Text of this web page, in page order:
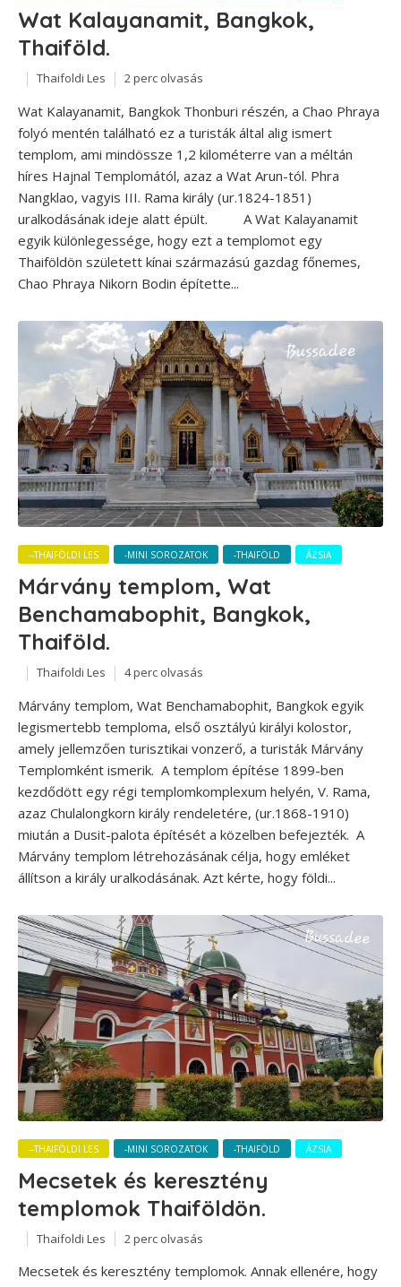
Wat Kalayanamit, Bangkok,
Thaiföld.
Thaifoldi Les 2 perc olvasás
Wat Kalayanamit, Bangkok Thonburi részén, a Chao Phraya
folyó mentén található ez a turisták által alig ismert
templom, ami mindössze 1,2 kilométerre van a méltán
híres Hajnal Templomától, azaz a Wat Arun-tól. Phra
Nangklao, vagyis III. Rama király (ur.1824-1851)
uralkodásának ideje alatt épült. A Wat Kalayanamit
egyik különlegessége, hogy ezt a templomot egy
Thaiföldön született kínai származású gazdag főnemes,
Chao Phraya Nikorn Bodin építette...
--THAIFÖLDI LES -MINI SOROZATOK -THAIFÖLD ÁZSIA
Márvány templom, Wat
Benchamabophit, Bangkok,
Thaiföld.
Thaifoldi Les 4 perc olvasás
Márvány templom, Wat Benchamabophit, Bangkok egyik
legismertebb temploma, első osztályú királyi kolostor,
amely jellemzően turisztikai vonzerő, a turisták Márvány
Templomként ismerik. A templom építése 1899-ben
kezdődött egy régi templomkomplexum helyén, V. Rama,
azaz Chulalongkorn király rendeletére, (ur.1868-1910)
miután a Dusit-palota építését a közelben befejezték. A
Márvány templom létrehozásának célja, hogy emléket
állítson a király uralkodásának. Azt kérte, hogy földi...
--THAIFÖLDI LES -MINI SOROZATOK -THAIFÖLD ÁZSIA
Mecsetek és keresztény
templomok Thaiföldön.
Thaifoldi Les 2 perc olvasás
Mecsetek és keresztény templomok. Annak ellenére, hogy